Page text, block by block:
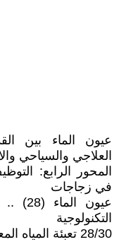
عيون الماء بين
العلاجي والسياحي
المحور الرابع:
في زجاجات
عيون
التكنولوجية
28/30 تعبئة المياه المعدنية والتطورات التكنولوجية